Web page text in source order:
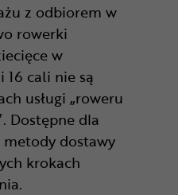
z odbiorem w
rowerki
w
16 cali nie są
usługi „roweru
Dostępne dla
dostawy
krokach